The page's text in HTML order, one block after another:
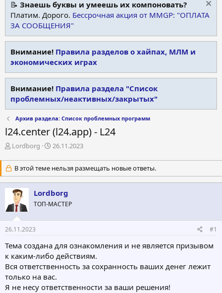
📝 Знаешь буквы и умеешь их компоновать?
Платим. Дорого. Бессрочная акция от MMGP: "ОПЛАТА
ЗА СООБЩЕНИЯ"
Внимание! Правила разделов о хайпах, МЛМ и
экономических играх
Внимание! Правила раздела "Список
проблемных/неактивных/закрытых"
Архив раздела: Список проблемных программ
l24.center (l24.app) - L24
А
т
о
р
т
е
м
ы
Lordborg
Д
т
а
н
а
ч
а
26.11.2023
В этой теме нельзя размещать новые ответы.
Lordborg
ТОП-МАСТЕР
26.11.2023 #1
Тема создана для ознакомления и не является призывом
к каким-либо действиям.
Вся ответственность за сохранность ваших денег лежит
только на вас.
Я не несу ответственности за ваши решения!